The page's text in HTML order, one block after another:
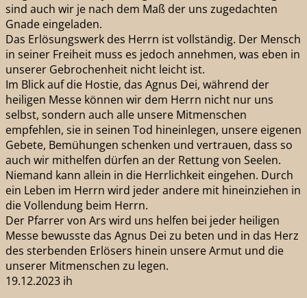
sind auch wir je nach dem Maß der uns zugedachten
Gnade eingeladen.
Das Erlösungswerk des Herrn ist vollständig. Der Mensch
in seiner Freiheit muss es jedoch annehmen, was eben in
unserer Gebrochenheit nicht leicht ist.
Im Blick auf die Hostie, das Agnus Dei, während der
heiligen Messe können wir dem Herrn nicht nur uns
selbst, sondern auch alle unsere Mitmenschen
empfehlen, sie in seinen Tod hineinlegen, unsere eigenen
Gebete, Bemühungen schenken und vertrauen, dass so
auch wir mithelfen dürfen an der Rettung von Seelen.
Niemand kann allein in die Herrlichkeit eingehen. Durch
ein Leben im Herrn wird jeder andere mit hineinziehen in
die Vollendung beim Herrn.
Der Pfarrer von Ars wird uns helfen bei jeder heiligen
Messe bewusste das Agnus Dei zu beten und in das Herz
des sterbenden Erlösers hinein unsere Armut und die
unserer Mitmenschen zu legen.
19.12.2023 ih